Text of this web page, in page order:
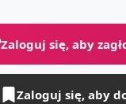
Zaloguj się, aby
Zaloguj się, aby